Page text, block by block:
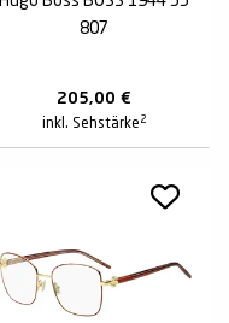
807
205,00 €
inkl. Sehstärke 2